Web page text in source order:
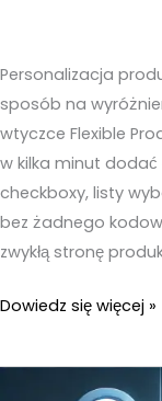
Personalizacja
sposób na
wtyczce Flexible
w kilka minut
checkboxy, listy
bez żadnego
zwykłą stronę
Flexible
Fields
Dowiedz się więcej »